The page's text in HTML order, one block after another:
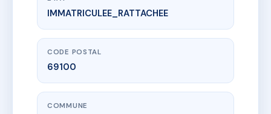
www.vme.plus/AA9251315
LES OEILLETS
3 r edouard vaillant
IMMATRICULEE_RATTACHEE
CODE POSTAL
69100
COMMUNE